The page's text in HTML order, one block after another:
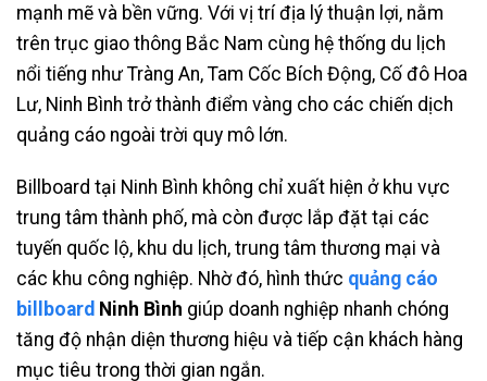
mạnh mẽ và bền vững. Với vị trí địa lý thuận lợi, nằm
trên trục giao thông Bắc Nam cùng hệ thống du lịch
nổi tiếng như Tràng An, Tam Cốc Bích Động, Cố đô Hoa
Lư, Ninh Bình trở thành điểm vàng cho các chiến dịch
quảng cáo ngoài trời quy mô lớn.
Billboard tại Ninh Bình không chỉ xuất hiện ở khu vực
trung tâm thành phố, mà còn được lắp đặt tại các
tuyến quốc lộ, khu du lịch, trung tâm thương mại và
các khu công nghiệp. Nhờ đó, hình thức quảng cáo
billboard Ninh Bình giúp doanh nghiệp nhanh chóng
tăng độ nhận diện thương hiệu và tiếp cận khách hàng
mục tiêu trong thời gian ngắn.